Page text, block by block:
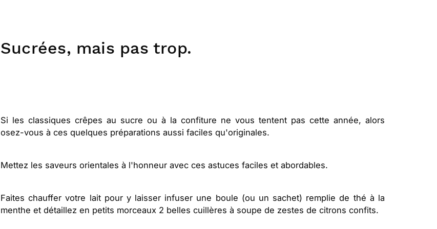
Sucrées, mais pas trop.
Si les classiques crêpes au sucre ou à la confiture ne vous tentent pas cette année, alors
osez-vous à ces quelques préparations aussi faciles qu'originales.
Mettez les saveurs orientales à l'honneur avec ces astuces faciles et abordables.
Faites chauffer votre lait pour y laisser infuser une boule (ou un sachet) remplie de thé à la
menthe et détaillez en petits morceaux 2 belles cuillères à soupe de zestes de citrons confits.